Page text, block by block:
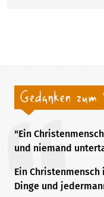
"Ein
und niemand
Ein
Dinge und